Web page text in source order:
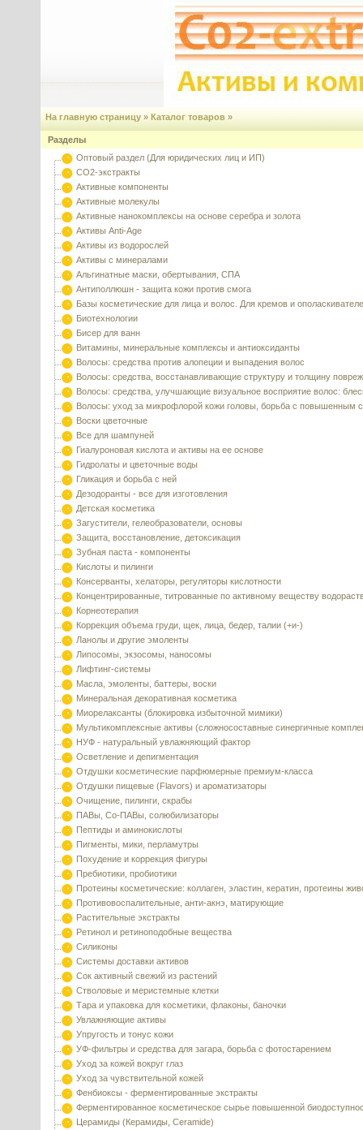
На главную страницу » Каталог товаров »
Разделы
Оптовый раздел (Для юридических лиц и ИП)
CO2-экстракты
Активные компоненты
Активные молекулы
Активные нанокомплексы на основе серебра и золота
Активы Anti-Age
Активы из водорослей
Активы с минералами
Альгинатные маски, обертывания, СПА
Антиполлюшн - защита кожи против смога
Базы косметические для лица и волос. Для кремов и
Биотехнологии
Бисер для ванн
Витамины, минеральные комплексы и антиоксиданты
Волосы: средства против алопеции и выпадения волос
Волосы: средства, восстанавливающие структуру и толщину
Волосы: средства, улучшающие визуальное восприятие волос:
Волосы: уход за микрофлорой кожи головы, борьба с повышенным
Воски цветочные
Все для шампуней
Гиалуроновая кислота и активы на ее основе
Гидролаты и цветочные воды
Гликация и борьба с ней
Дезодоранты - все для изготовления
Детская косметика
Загустители, гелеобразователи, основы
Защита, восстановление, детоксикация
Зубная паста - компоненты
Кислоты и пилинги
Консерванты, хелаторы, регуляторы кислотности
Концентрированные, титрованные по активному веществу
Корнеотерапия
Коррекция объема груди, щек, лица, бедер, талии (+и-)
Ланолы и другие эмоленты
Липосомы, экзосомы, наносомы
Лифтинг-системы
Масла, эмоленты, баттеры, воски
Минеральная декоративная косметика
Миорелаксанты (блокировка избыточной мимики)
Мультикомплексные активы (сложносоставные синергичные
НУФ - натуральный увлажняющий фактор
Осветление и депигментация
Отдушки косметические парфюмерные премиум-класса
Отдушки пищевые (Flavors) и ароматизаторы
Очищение, пилинги, скрабы
ПАВы, Со-ПАВы, солюбилизаторы
Пептиды и аминокислоты
Пигменты, мики, перламутры
Похудение и коррекция фигуры
Пребиотики, пробиотики
Протеины косметические: коллаген, эластин, кератин, протеины
Противовоспалительные, анти-акнэ, матирующие
Растительные экстракты
Ретинол и ретиноподобные вещества
Силиконы
Системы доставки активов
Сок активный свежий из растений
Стволовые и меристемные клетки
Тара и упаковка для косметики, флаконы, баночки
Увлажняющие активы
Упругость и тонус кожи
УФ-фильтры и средства для загара, борьба с фотостарением
Уход за кожей вокруг глаз
Уход за чувствительной кожей
Фенбиоксы - ферментированные экстракты
Ферментированное косметическое сырье повышенной
Церамиды (Керамиды, Ceramide)